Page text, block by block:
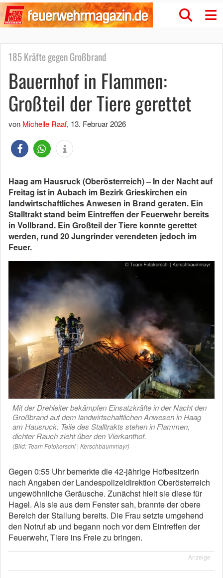
185 Kräfte gegen Großbrand
Bauernhof in Flammen:
Großteil der Tiere gerettet
von Michelle Raaf, 13. Februar 2026
Haag am Hausruck (Oberösterreich) – In der Nacht auf
Freitag ist in Aubach im Bezirk Grieskirchen ein
landwirtschaftliches Anwesen in Brand geraten. Ein
Stalltrakt stand beim Eintreffen der Feuerwehr bereits
in Vollbrand. Ein Großteil der Tiere konnte gerettet
werden, rund 20 Jungrinder verendeten jedoch im
Feuer.
Mit der Drehleiter bekämpfen Einsatzkräfte in der Nacht den
Großbrand auf dem landwirtschaftlichen Anwesen in Haag
am Hausruck. Teile des Stalltrakts stehen in Flammen,
dichter Rauch zieht über den Vierkanthof.
(Bild: Team Fotokerschi | Kerschbaummayr)
Gegen 0:55 Uhr bemerkte die 42-jährige Hofbesitzerin
nach Angaben der Landespolizeidirektion Oberösterreich
ungewöhnliche Geräusche. Zunächst hielt sie diese für
Hagel. Als sie aus dem Fenster sah, brannte der obere
Bereich der Stallung bereits. Die Frau setzte umgehend
den Notruf ab und begann noch vor dem Eintreffen der
Feuerwehr, Tiere ins Freie zu bringen.
Anzeige